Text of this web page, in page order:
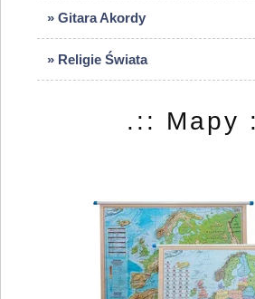
» Gitara Akordy
» Religie Świata
.:: Mapy